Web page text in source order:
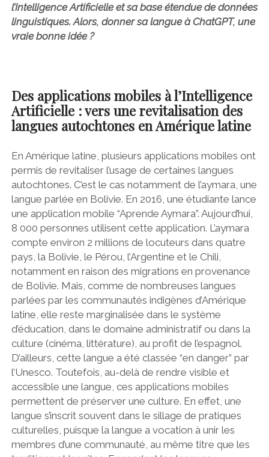
l’Intelligence Artificielle et sa base étendue de données
linguistiques. Alors, donner sa langue à ChatGPT, une
vraie bonne idée ?
Des applications mobiles à l’Intelligence
Artificielle : vers une revitalisation des
langues autochtones en Amérique latine
En Amérique latine, plusieurs applications mobiles ont
permis de revitaliser l’usage de certaines langues
autochtones. C’est le cas notamment de l’aymara, une
langue parlée en Bolivie. En 2016, une étudiante lance
une application mobile “Aprende Aymara”. Aujourd’hui,
8 000 personnes utilisent cette application. L’aymara
compte environ 2 millions de locuteurs dans quatre
pays, la Bolivie, le Pérou, l’Argentine et le Chili,
notamment en raison des migrations en provenance
de Bolivie. Mais, comme de nombreuses langues
parlées par les communautés indigènes d’Amérique
latine, elle reste marginalisée dans le système
d’éducation, dans le domaine administratif ou dans la
culture (cinéma, littérature), au profit de l’espagnol.
D’ailleurs, cette langue a été classée “en danger” par
l’Unesco. Toutefois, au-delà de rendre visible et
accessible une langue, ces applications mobiles
permettent de préserver une culture. En effet, une
langue s’inscrit souvent dans le sillage de pratiques
culturelles, puisque la langue a vocation à unir les
membres d’une communauté, au même titre que les